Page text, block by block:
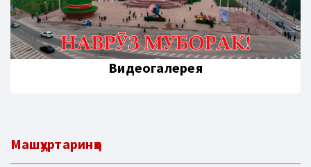
Видеогалерея
Машҳуртаринҳо